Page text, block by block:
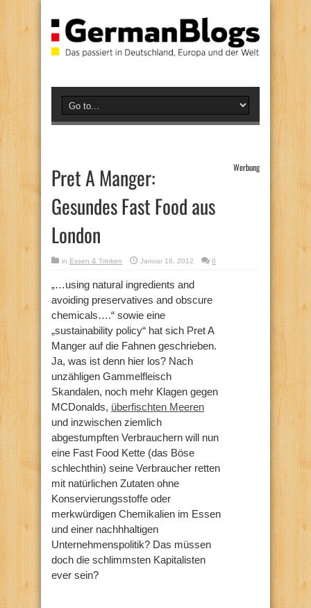
Pret A Manger:
Gesundes Fast Food aus
London
Werbung
in Essen & Trinken Januar 18, 2012 0
„…using natural ingredients and
avoiding preservatives and obscure
chemicals….“ sowie eine
„sustainability policy“ hat sich Pret A
Manger auf die Fahnen geschrieben.
Ja, was ist denn hier los? Nach
unzähligen Gammelfleisch
Skandalen, noch mehr Klagen gegen
MCDonalds, überfischten Meeren
und inzwischen ziemlich
abgestumpften Verbrauchern will nun
eine Fast Food Kette (das Böse
schlechthin) seine Verbraucher retten
mit natürlichen Zutaten ohne
Konservierungsstoffe oder
merkwürdigen Chemikalien im Essen
und einer nachhhaltigen
Unternehmenspolitik? Das müssen
doch die schlimmsten Kapitalisten
ever sein?